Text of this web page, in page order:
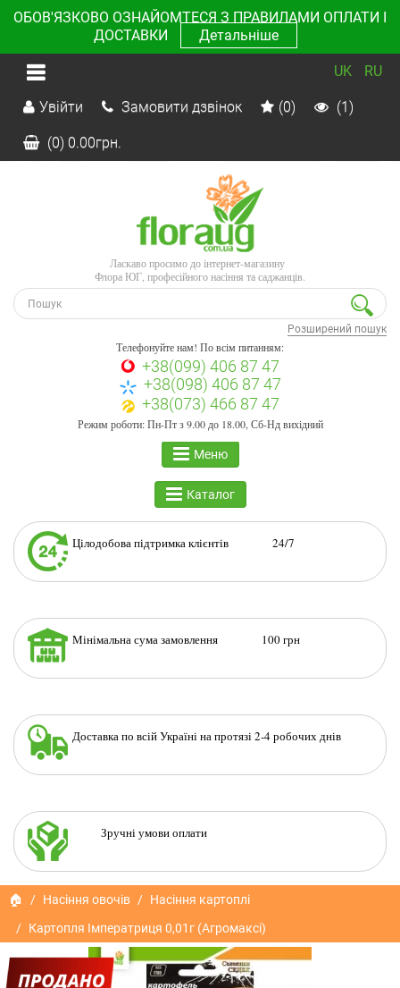
ОБОВ'ЯЗКОВО ОЗНАЙОМТЕСЯ З ПРАВИЛАМИ ОПЛАТИ І
ДОСТАВКИ
Детальніше
UK RU
Увійти Замовити дзвінок (0) (1)
(0) 0.00грн.
Ласкаво просимо до інтернет-магазину
Флора ЮГ, професійного насіння та саджанців.
Розширений пошук
Телефонуйте нам! По всім питанням:
+38(099) 406 87 47
+38(098) 406 87 47
+38(073) 466 87 47
Режим роботи: Пн-Пт з 9.00 до 18.00, Сб-Нд вихідний
Меню
Каталог
Цілодобова підтримка клієнтів 24/7
Мінімальна сума замовлення 100 грн
Доставка по всій Україні на протязі 2-4 робочих днів
Зручні умови оплати
🏠 Насіння овочів
Насіння картоплі
Картопля Імператриця 0,01г (Агромаксі)